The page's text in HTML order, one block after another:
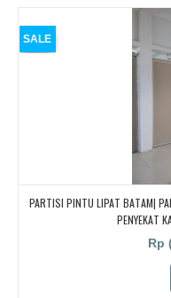
SALE
PARTISI PINTU LIPAT BATAM|
PENYEKAT
Rp